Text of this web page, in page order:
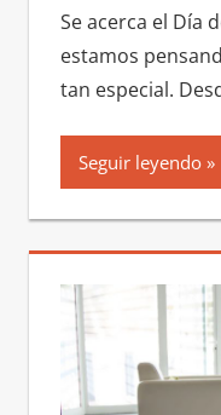
Se acerca el Día
estamos
tan especial.
Seguir leyendo